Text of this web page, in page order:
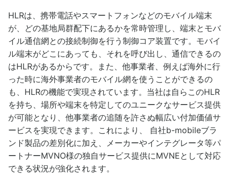
HLRは、携帯電話やスマートフォンなどのモバイル端末
が、どの基地局群配下にあるかを常時管理し、端末とモバ
イル通信網との接続制御を行う制御コア装置です。モバイ
ル端末がどこにあっても、それを呼び出し、通信できるの
はHLRがあるからです。また、他事業者、例えば海外に行
った時に海外事業者のモバイル網を使うことができるの
も、HLRの機能で実現されています。当社は自らこのHLR
を持ち、場所や端末を特定してのユニークなサービス提供
が可能となり、他事業者の追随を許さぬ幅広い付加価値サ
ービスを実現できます。これにより、 自社b-mobileブラ
ンド製品の差別化に加え、メーカーやインテグレータ等パ
ートナーMVNO様の独自サービス提供にMVNEとして対応
できる状況が強化されます。